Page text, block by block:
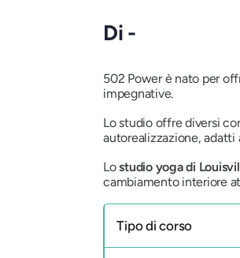
Di -
502 Power è nato per
impegnative.
Lo studio offre diversi
autorealizzazione,
Lostudio yoga di
cambiamento interiore
Tipo di corso